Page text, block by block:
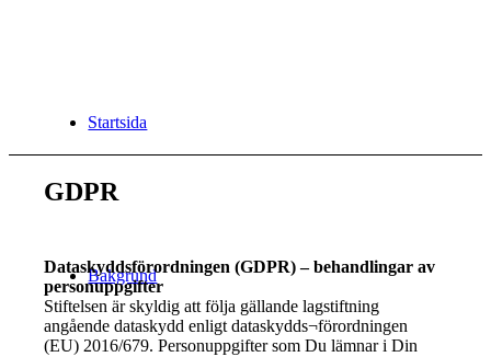
Startsida
Bakgrund
GDPR
Dataskyddsförordningen (GDPR) – behandlingar av
personuppgifter
Stiftelsen är skyldig att följa gällande lagstiftning
angående dataskydd enligt dataskydds¬förordningen
(EU) 2016/679. Personuppgifter som Du lämnar i Din